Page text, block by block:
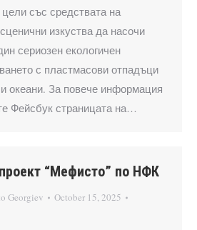
със средствата на
изкуства да насочи
сериозен екологичен
с пластмасови отпадъци
океани. За повече информация
Фейсбук страницата на…
“Мефисто” по НФК
Georgiev
October 15, 2025